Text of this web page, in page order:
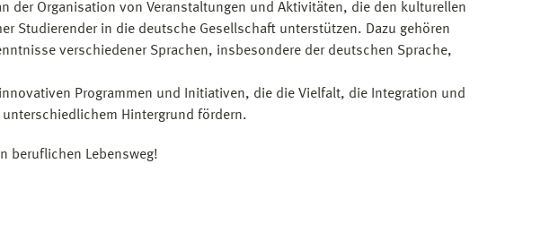
der Organisation von Veranstaltungen und Aktivitäten, die den kulturellen
Studierender in die deutsche Gesellschaft unterstützen. Dazu gehören
verschiedener Sprachen, insbesondere der deutschen Sprache,
Programmen und Initiativen, die die Vielfalt, die Integration und
Hintergrund fördern.
beruflichen Lebensweg!